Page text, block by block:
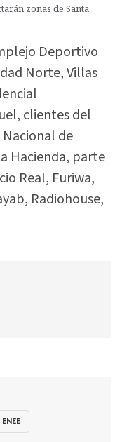
zonas de Santa
Deportivo
Norte, Villas
clientes del
de
Hacienda, parte
Real, Furiwa,
Radiohouse,
ENEE